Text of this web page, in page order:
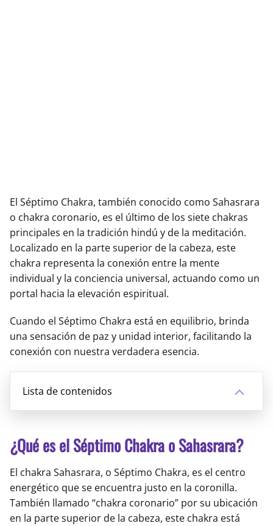
El Séptimo Chakra, también conocido como Sahasrara
o chakra coronario, es el último de los siete chakras
principales en la tradición hindú y de la meditación.
Localizado en la parte superior de la cabeza, este
chakra representa la conexión entre la mente
individual y la conciencia universal, actuando como un
portal hacia la elevación espiritual.
Cuando el Séptimo Chakra está en equilibrio, brinda
una sensación de paz y unidad interior, facilitando la
conexión con nuestra verdadera esencia.
Lista de contenidos
¿Qué es el Séptimo Chakra o Sahasrara?
El chakra Sahasrara, o Séptimo Chakra, es el centro
energético que se encuentra justo en la coronilla.
También llamado “chakra coronario” por su ubicación
en la parte superior de la cabeza, este chakra está